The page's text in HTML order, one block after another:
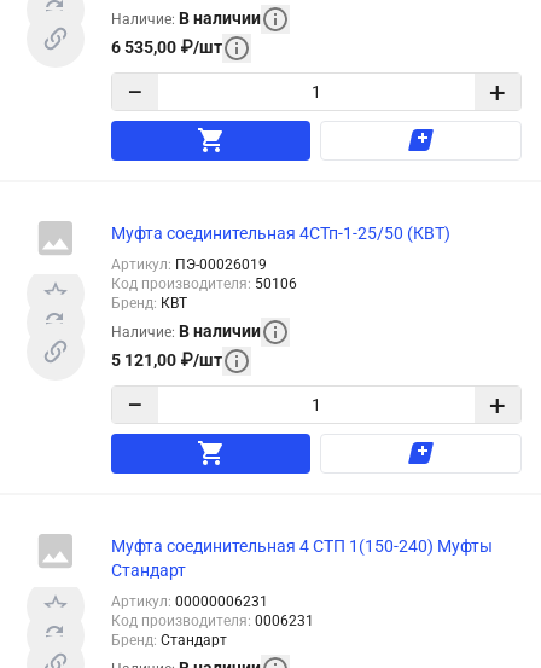
Наличие: В наличии
6 535,00 ₽/шт
− +
Муфта соединительная 4СТп-1-25/50 (КВТ)
Артикул: ПЭ-00026019
Код производителя: 50106
Бренд: КВТ
Наличие: В наличии
5 121,00 ₽/шт
− +
Муфта соединительная 4 СТП 1(150-240) Муфты
Стандарт
Артикул: 00000006231
Код производителя: 0006231
Бренд: Стандарт